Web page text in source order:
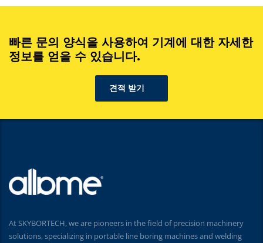
빠른 문의 양식을 사용하여 기계에 대한 자세한
정보를 얻을 수 있습니다.
견적 받기
At SKYBORTECH, we are pioneers in the field of precision machinery
solutions, specializing in portable line boring machines and welding